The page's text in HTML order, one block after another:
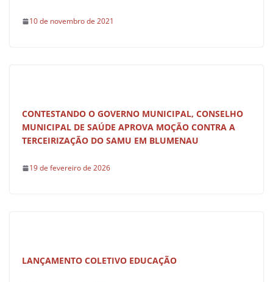
10 de novembro de 2021
CONTESTANDO O GOVERNO MUNICIPAL, CONSELHO
MUNICIPAL DE SAÚDE APROVA MOÇÃO CONTRA A
TERCEIRIZAÇÃO DO SAMU EM BLUMENAU
19 de fevereiro de 2026
LANÇAMENTO COLETIVO EDUCAÇÃO